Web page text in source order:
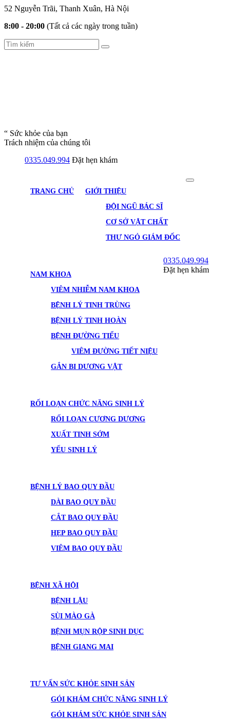
52 Nguyễn Trãi, Thanh Xuân, Hà Nội
8:00 - 20:00 (Tất cả các ngày trong tuần)
“ Sức khỏe của bạn
Trách nhiệm của chúng tôi
0335.049.994 Đặt hẹn khám
TRANG CHỦ
GIỚI THIỆU
ĐỘI NGŨ BÁC SĨ
CƠ SỞ VẬT CHẤT
THƯ NGỎ GIÁM ĐỐC
NAM KHOA
VIÊM NHIỄM NAM KHOA
BỆNH LÝ TINH TRÙNG
BỆNH LÝ TINH HOÀN
BỆNH ĐƯỜNG TIỂU
VIÊM ĐƯỜNG TIẾT NIỆU
GẮN BI DƯƠNG VẬT
RỐI LOẠN CHỨC NĂNG SINH LÝ
RỐI LOẠN CƯƠNG DƯƠNG
XUẤT TINH SỚM
YẾU SINH LÝ
BỆNH LÝ BAO QUY ĐẦU
DÀI BAO QUY ĐẦU
CẮT BAO QUY ĐẦU
HẸP BAO QUY ĐẦU
VIÊM BAO QUY ĐẦU
BỆNH XÃ HỘI
BỆNH LẬU
SÙI MÀO GÀ
BỆNH MỤN RỘP SINH DỤC
BỆNH GIANG MAI
TƯ VẤN SỨC KHỎE SINH SẢN
GÓI KHÁM CHỨC NĂNG SINH LÝ
GÓI KHÁM SỨC KHỎE SINH SẢN
0335.049.994
Đặt hẹn khám